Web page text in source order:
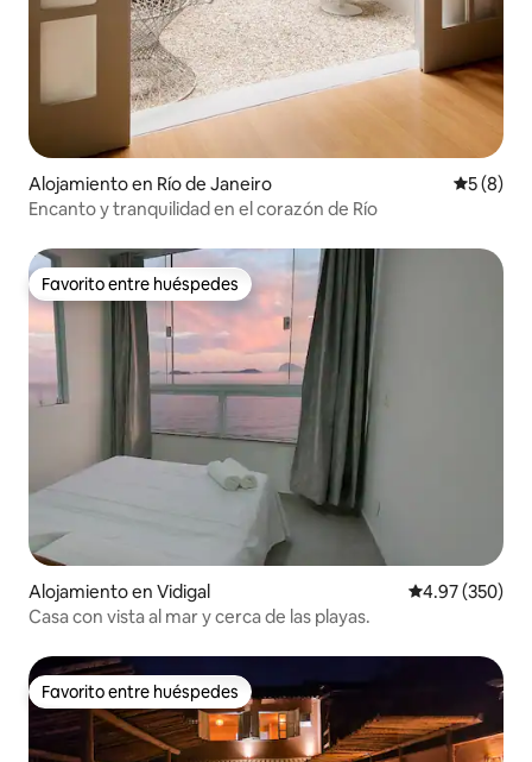
Alojamiento en Río de Janeiro
5 (8)
Encanto y tranquilidad en el corazón de Río
Favorito entre huéspedes
Favorito entre huéspedes
Alojamiento en Vidigal Calificación
4.97 (350)
Casa con vista al mar y cerca de las playas.
Favorito entre huéspedes
Favorito entre huéspedes